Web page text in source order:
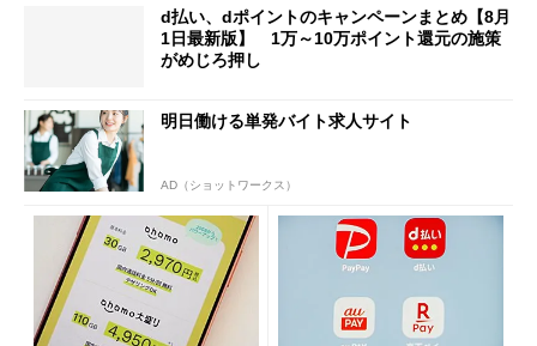
d払い、dポイントのキャンペーンまとめ【8月
1日最新版】 1万～10万ポイント還元の施策
がめじろ押し
明日働ける単発バイト求人サイト
AD（ショットワークス）